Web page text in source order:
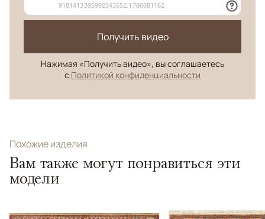
Получить видео
Нажимая «Получить видео», вы соглашаетесь
с Политикой конфиденциальности
Похожие изделия
Вам также могут понравиться эти
модели